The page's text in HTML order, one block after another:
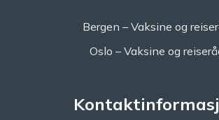
Bergen – Vaksine og
Oslo – Vaksine og